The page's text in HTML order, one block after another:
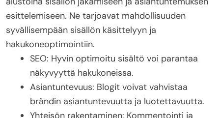
esittelemiseen. Ne tarjoavat mahdollisuuden
syvällisempään sisällön käsittelyyn ja
hakukoneoptimointiin.
SEO: Hyvin optimoitu sisältö voi parantaa
näkyvyyttä hakukoneissa.
Asiantuntevuus: Blogit voivat vahvistaa
brändin asiantuntevuutta ja luotettavuutta.
Yhteisön rakentaminen: Kommentointi ja